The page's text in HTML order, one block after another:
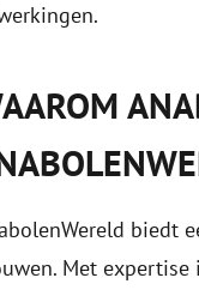
biedt
Met